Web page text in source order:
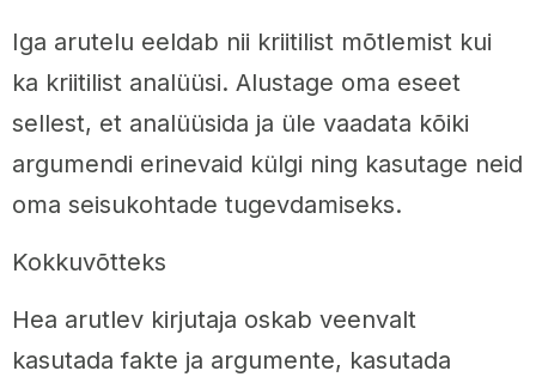
Iga arutelu eeldab nii kriitilist mõtlemist kui
ka kriitilist analüüsi. Alustage oma eseet
sellest, et analüüsida ja üle vaadata kõiki
argumendi erinevaid külgi ning kasutage neid
oma seisukohtade tugevdamiseks.
Kokkuvõtteks
Hea arutlev kirjutaja oskab veenvalt
kasutada fakte ja argumente, kasutada